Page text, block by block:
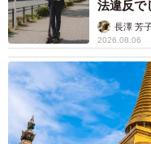
2026.08.06
83歳父が
りに退屈
スケッチ
ますよ…
中将 タ
2026.08.06
1歳息子
のに」と